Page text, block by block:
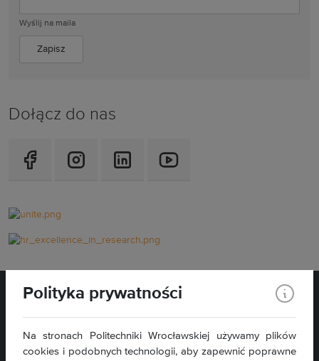
Wyślij na maila
Dołącz do nas
Polityka prywatności
Na stronach Politechniki Wrocławskiej używamy plików
cookies i podobnych technologii, aby zapewnić poprawne